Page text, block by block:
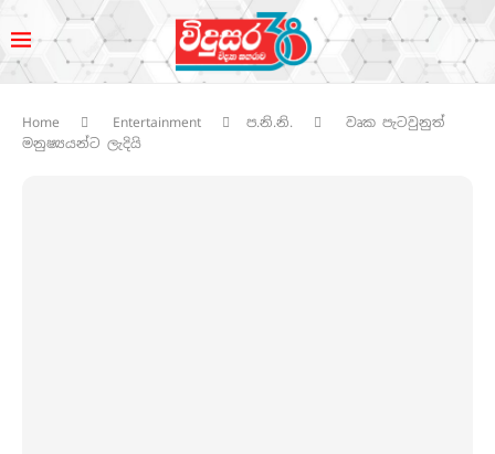
Home Entertainment ප.නි.නි.
වෘක පැටවුනුත්
මනුෂ්‍යයන්ට ලැදියි